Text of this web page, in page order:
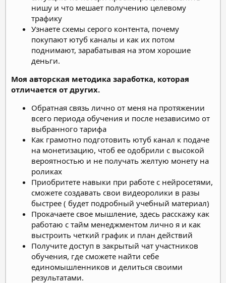
нишу и что мешает получению целевому
трафику
Узнаете схемы серого контента, почему
покупают ютуб каналы и как их потом
поднимают, зарабатывая на этом хорошие
деньги.
Моя авторская методика заработка, которая
отличается от других.
Обратная связь лично от меня на протяжении
всего периода обучения и после независимо от
выбранного тарифа
Как грамотно подготовить ютуб канал к подаче
на монетизацию, чтоб ее одобрили с высокой
вероятностью и не получать желтую монету на
роликах
Приобритете навыки при работе с нейросетями,
сможете создавать свои видеоролики в разы
быстрее ( будет подробный учебный материал)
Прокачаете свое мышление, здесь расскажу как
работаю с тайм менеджментом лично я и как
выстроить четкий график и план действий
Получите доступ в закрытый чат участников
обучения, где сможете найти себе
единомышленников и делиться своими
результатами.